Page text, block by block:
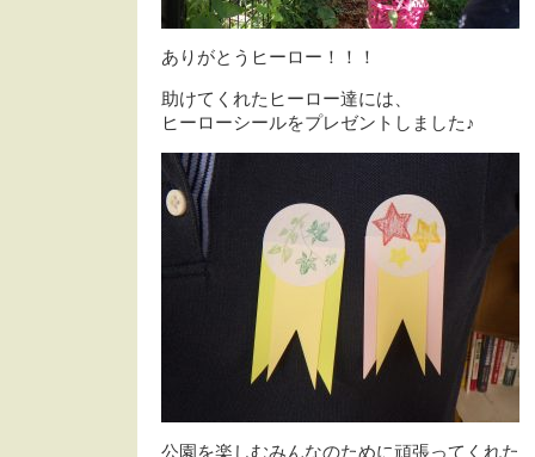
ありがとうヒーロー！！！
助けてくれたヒーロー達には、
ヒーローシールをプレゼントしました♪
公園を楽しむみんなのために頑張ってくれた